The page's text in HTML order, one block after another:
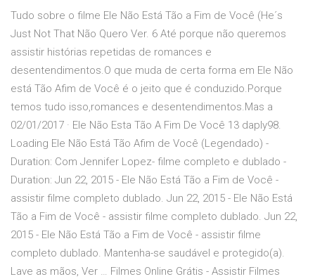
Tudo sobre o filme Ele Não Está Tão a Fim de Você (He´s
Just Not That Não Quero Ver. 6 Até porque não queremos
assistir histórias repetidas de romances e
desentendimentos.O que muda de certa forma em Ele Não
está Tão Afim de Você é o jeito que é conduzido.Porque
temos tudo isso,romances e desentendimentos.Mas a
02/01/2017 · Ele Não Esta Tão A Fim De Você 13 daply98.
Loading Ele Não Está Tão Afim de Você (Legendado) -
Duration: Com Jennifer Lopez- filme completo e dublado -
Duration: Jun 22, 2015 - Ele Não Está Tão a Fim de Você -
assistir filme completo dublado. Jun 22, 2015 - Ele Não Está
Tão a Fim de Você - assistir filme completo dublado. Jun 22,
2015 - Ele Não Está Tão a Fim de Você - assistir filme
completo dublado. Mantenha-se saudável e protegido(a).
Lave as mãos, Ver … Filmes Online Grátis - Assistir Filmes